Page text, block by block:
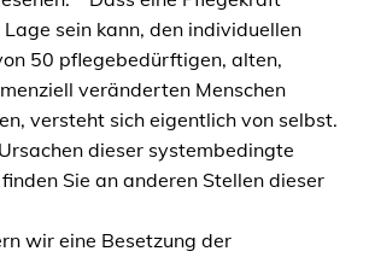
sein kann, den individuellen
50 pflegebedürftigen, alten,
veränderten Menschen
versteht sich eigentlich von selbst.
dieser systembedingte
Sie an anderen Stellen dieser
wir eine Besetzung der